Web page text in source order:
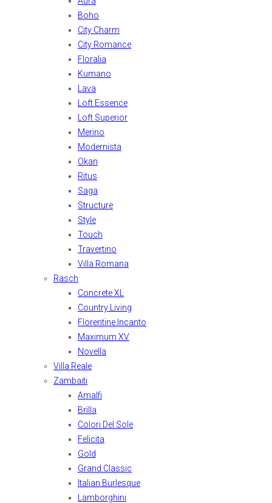
Boho
City Charm
City Romance
Floralia
Kumano
Lava
Loft Essence
Loft Superior
Merino
Modernista
Okan
Ritus
Saga
Structure
Style
Touch
Travertino
Villa Romana
Rasch
Concrete XL
Country Living
Florentine Incanto
Maximum XV
Novella
Villa Reale
Zambaiti
Amalfi
Brilla
Colori Del Sole
Felicita
Gold
Grand Classic
Italian Burlesque
Lamborghini